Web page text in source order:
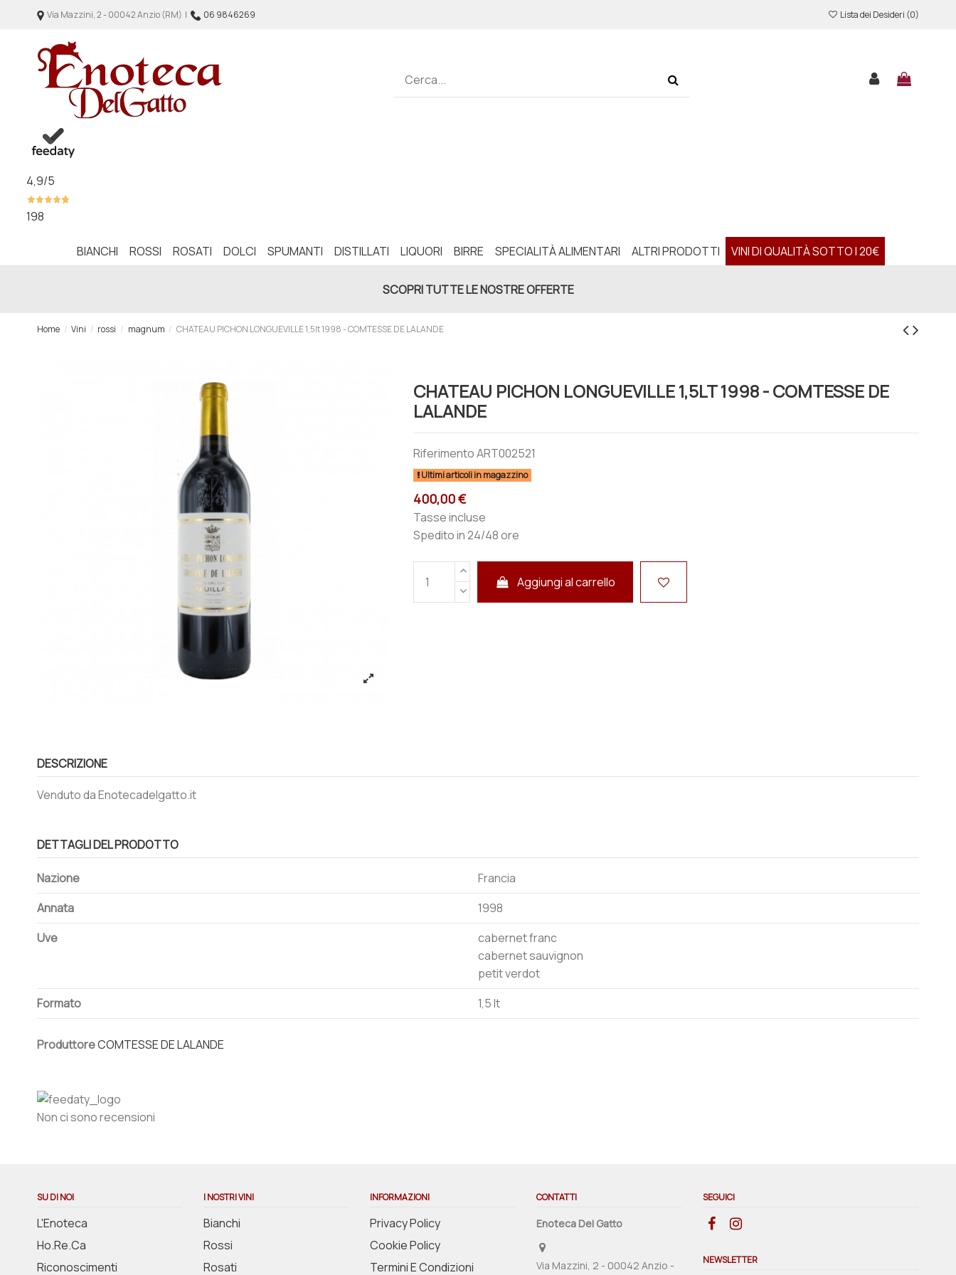
Via Mazzini, 2 - 00042 Anzio (RM) | 06 9846269 Lista dei Desideri (0)
4,9/5
198
BIANCHI ROSSI ROSATI DOLCI SPUMANTI DISTILLATI LIQUORI BIRRE SPECIALITÀ ALIMENTARI ALTRI PRODOTTI VINI DI QUALITÀ SOTTO I 20€
SCOPRI TUTTE LE NOSTRE OFFERTE
Home Vini rossi magnum CHATEAU PICHON LONGUEVILLE 1,5lt 1998 - COMTESSE DE LALANDE
CHATEAU PICHON LONGUEVILLE 1,5LT 1998 - COMTESSE DE
LALANDE
RiferimentoART002521
Ultimi articoli in magazzino
400,00 €
Tasse incluse
Spedito in 24/48 ore
Aggiungi al carrello
DESCRIZIONE
Venduto da Enotecadelgatto.it
DETTAGLI DEL PRODOTTO
Nazione
Francia
Annata
1998
Uve
cabernet franc
cabernet sauvignon
petit verdot
Formato
1,5 lt
ProduttoreCOMTESSE DE LALANDE
Non ci sono recensioni
SU DI NOI
L'Enoteca
Ho.Re.Ca
Riconoscimenti
I NOSTRI VINI
Bianchi
Rossi
Rosati
INFORMAZIONI
Privacy Policy
Cookie Policy
Termini E Condizioni
CONTATTI
Enoteca Del Gatto
Via Mazzini, 2 - 00042 Anzio -
SEGUICI
NEWSLETTER